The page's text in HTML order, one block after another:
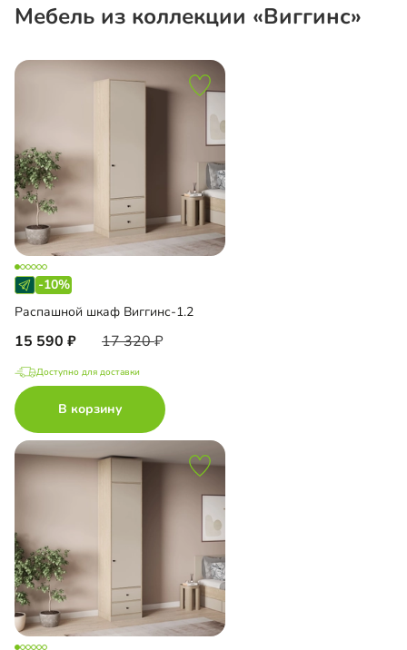
Мебель из коллекции «Виггинс»
-10%
Распашной шкаф Виггинс-1.2
15 590 17 320
Доступно для доставки
В корзину